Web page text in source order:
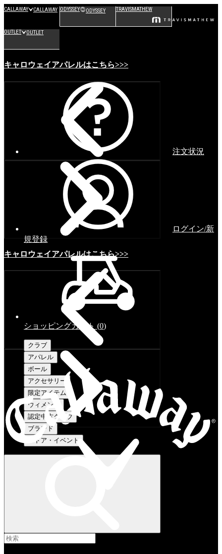
CALLAWAY CALLAWAY ODYSSEY ODYSSEY TRAVISMATHEW
OUTLET OUTLET
キャロウェイアパレルはこちら>>>
キャロウェイアパレルはこちら>>>
注文状況
ログイン/新
規登録
ショッピングカート (0)
クラブ
アパレル
ボール
アクセサリー
限定アイテム
ウィメンズ
認定中古クラブ
ブランド
ストア・イベント